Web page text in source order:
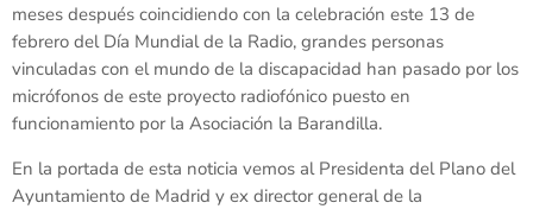
meses después coincidiendo con la celebración este 13 de
febrero del Día Mundial de la Radio, grandes personas
vinculadas con el mundo de la discapacidad han pasado por los
micrófonos de este proyecto radiofónico puesto en
funcionamiento por la Asociación la Barandilla.
En la portada de esta noticia vemos al Presidenta del Plano del
Ayuntamiento de Madrid y ex director general de la